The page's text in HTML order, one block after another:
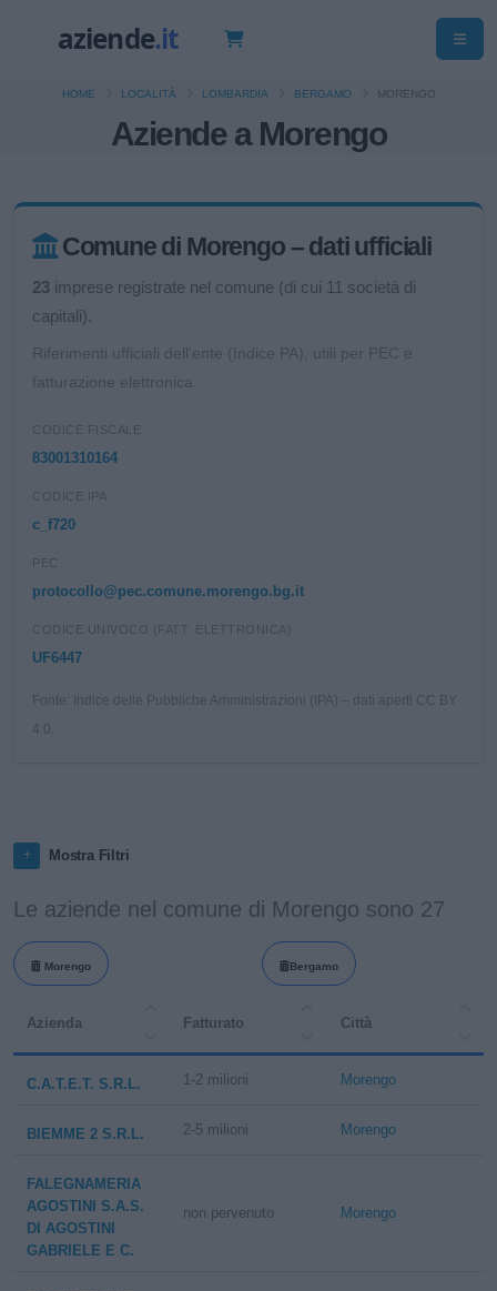
Aziende a Morengo
HOME LOCALITÀ LOMBARDIA BERGAMO MORENGO
Comune di Morengo – dati ufficiali
23 imprese registrate nel comune (di cui 11 società di
capitali).
Riferimenti ufficiali dell'ente (Indice PA), utili per PEC e
fatturazione elettronica.
CODICE FISCALE
83001310164
CODICE IPA
c_f720
PEC
protocollo@pec.comune.morengo.bg.it
CODICE UNIVOCO (FATT. ELETTRONICA)
UF6447
Fonte: Indice delle Pubbliche Amministrazioni (IPA) – dati aperti CC BY
Mostra Filtri
Le aziende nel comune di Morengo sono 27
Morengo Bergamo
Azienda Fatturato Città
C.A.T.E.T. S.R.L. 1-2 milioni Morengo
BIEMME 2 S.R.L. 2-5 milioni Morengo
FALEGNAMERIA
AGOSTINI S.A.S.
DI AGOSTINI
GABRIELE E C.
non pervenuto Morengo